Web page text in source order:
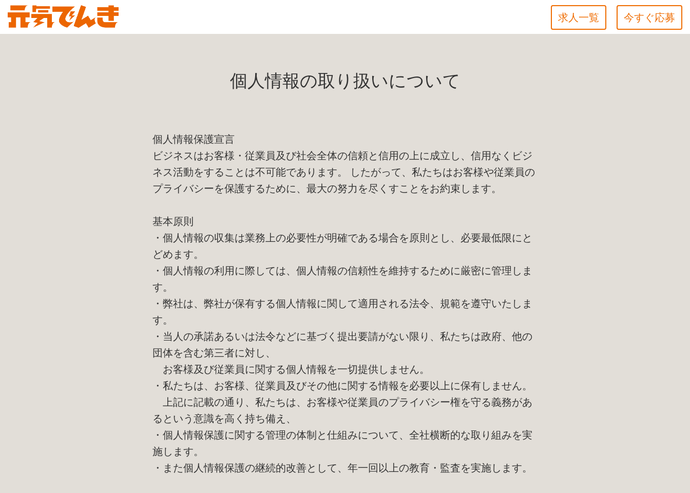
今すぐ応募
求人一覧
個人情報の取り扱いについて
個人情報保護宣言
ビジネスはお客様・従業員及び社会全体の信頼と信用の上に成立し、信用なくビジ
ネス活動をすることは不可能であります。 したがって、私たちはお客様や従業員の
プライバシーを保護するために、最大の努力を尽くすことをお約束します。
基本原則
・個人情報の収集は業務上の必要性が明確である場合を原則とし、必要最低限にと
どめます。
・個人情報の利用に際しては、個人情報の信頼性を維持するために厳密に管理しま
す。
・弊社は、弊社が保有する個人情報に関して適用される法令、規範を遵守いたしま
す。
・当人の承諾あるいは法令などに基づく提出要請がない限り、私たちは政府、他の
団体を含む第三者に対し、
お客様及び従業員に関する個人情報を一切提供しません。
・私たちは、お客様、従業員及びその他に関する情報を必要以上に保有しません。
上記に記載の通り、私たちは、お客様や従業員のプライバシー権を守る義務があ
るという意識を高く持ち備え、
・個人情報保護に関する管理の体制と仕組みについて、全社横断的な取り組みを実
施します。
・また個人情報保護の継続的改善として、年一回以上の教育・監査を実施します。